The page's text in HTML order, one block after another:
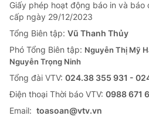
Sản phẩm
Thị trường
Tư vấn
Lịch phát sóng
Chuyên mục khác
Emagazine
Giấy phép hoạt động báo in và báo
cấp ngày 29/12/2023
Tổng Biên tập: Vũ Thanh Thủy
Phó Tổng Biên tập: Nguyễn Thị Mỹ
Nguyễn Trọng Ninh
Tổng đài VTV: 024.38 355 931 -
Ðiện thoại Thời báo VTV: 0988 671
Email: toasoan@vtv.vn